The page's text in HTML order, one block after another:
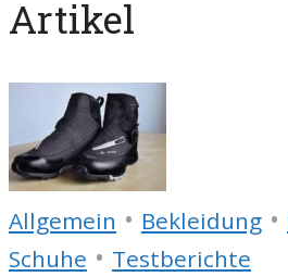
Artikel
Allgemein • Bekleidung •
Schuhe • Testberichte